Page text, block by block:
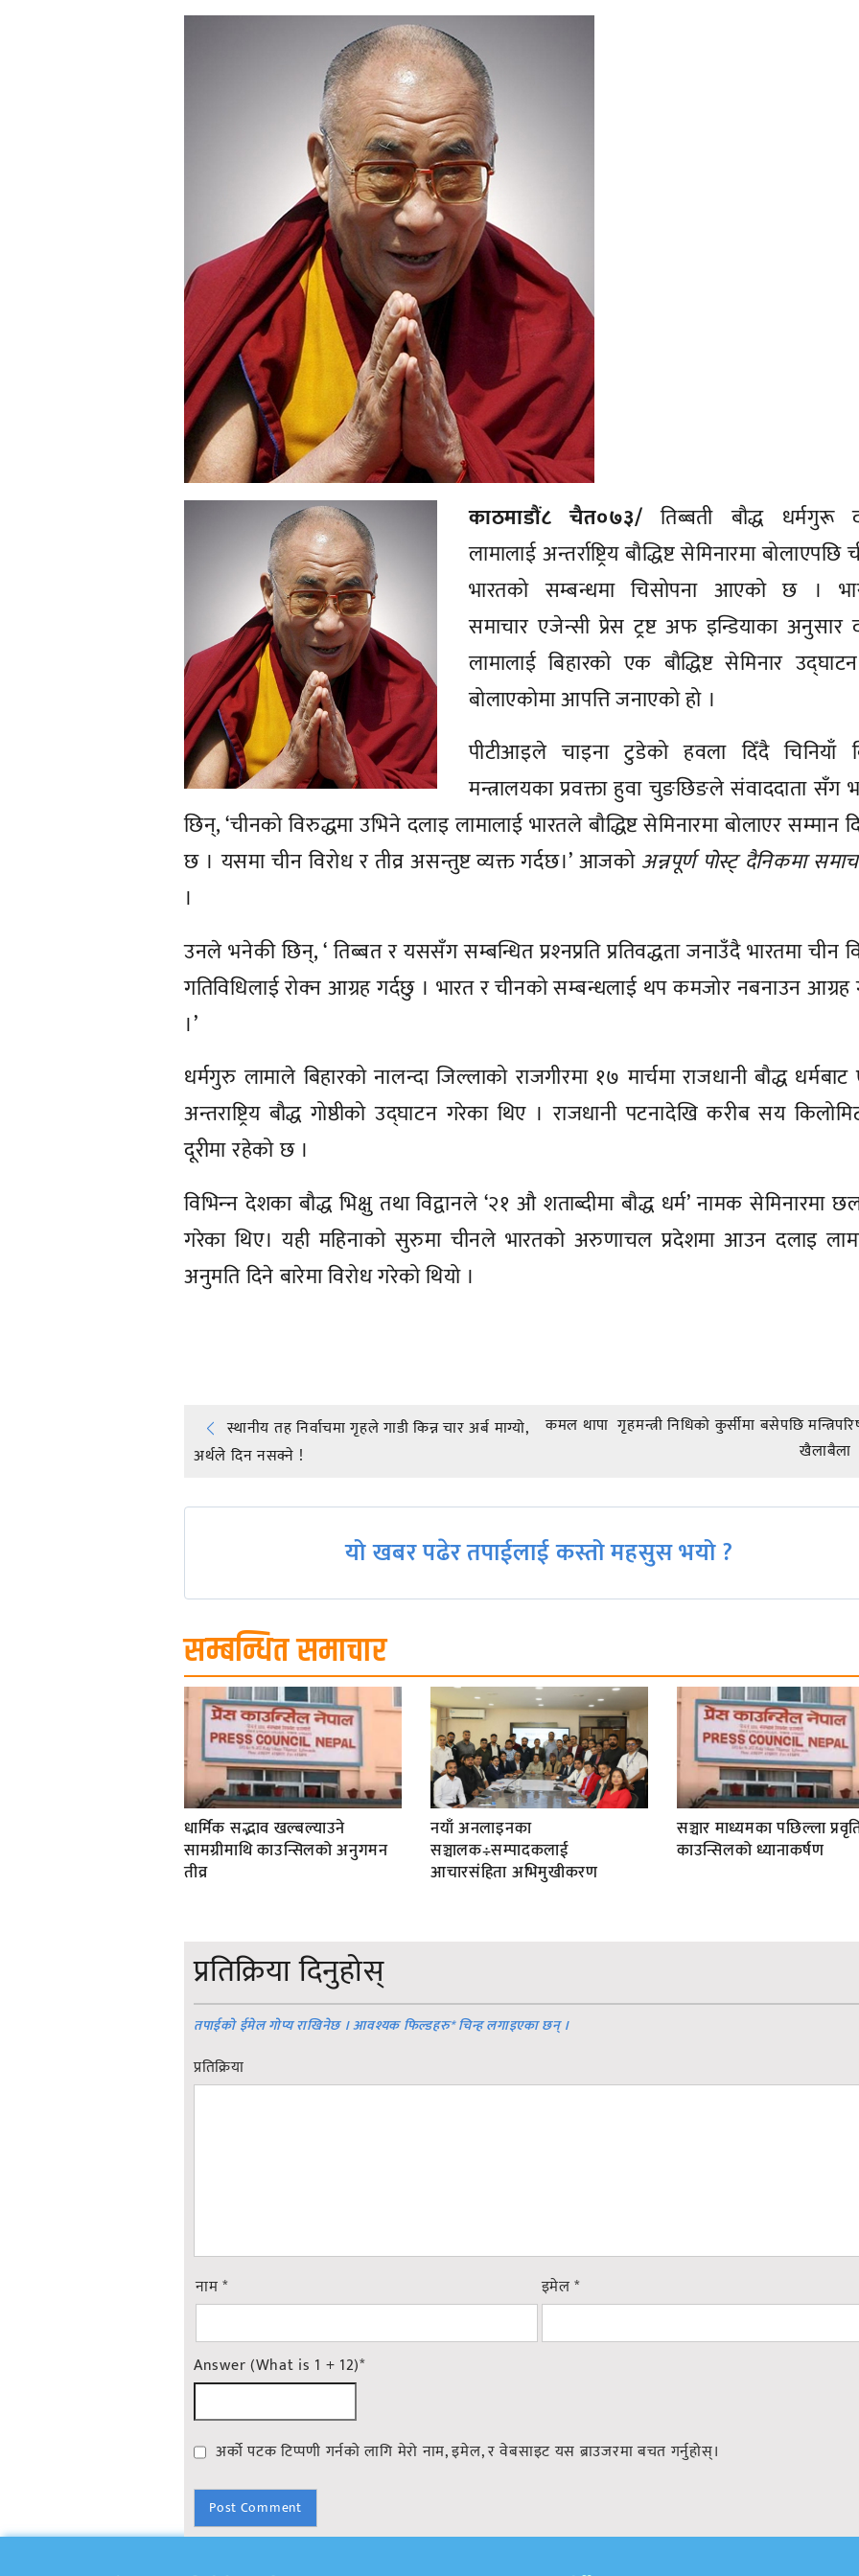
काठमाडौं८ चैत०७३/ तिब्बती बौद्ध धर्मगुरू
लामालाई अन्तर्राष्ट्रिय बौद्धिष्ट सेमिनारमा बोलाएपछि
भारतको सम्बन्धमा चिसोपना आएको छ ।
समाचार एजेन्सी प्रेस ट्रष्ट अफ इन्डियाका अनुसार
लामालाई बिहारको एक बौद्धिष्ट सेमिनार
बोलाएकोमा आपत्ति जनाएको हो ।
पीटीआइले चाइना टुडेको हवला दिँदै चिनियाँ
मन्त्रालयका प्रवक्ता हुवा चुङछिङले संवाददाता सँग
छिन्, ‘चीनको विरुद्धमा उभिने दलाइ लामालाई भारतले बौद्धिष्ट सेमिनारमा बोलाएर सम्‍मान
छ । यसमा चीन विरोध र तीव्र असन्तुष्ट व्यक्त गर्दछ।’ आजकोअन्नपूर्ण पोस्ट् दैनिकमा
।
उनले भनेकी छिन्, ‘ तिब्बत र यससँग सम्बन्धित प्रश्‍नप्रति प्रतिवद्धता जनाउँदै भारतमा चीन
गतिविधिलाई रोक्‍न आग्रह गर्दछु । भारत र चीनको सम्बन्धलाई थप कमजोर नबनाउन आग्रह
।’
धर्मगुरु लामाले बिहारको नालन्दा जिल्लाको राजगीरमा १७ मार्चमा राजधानी बौद्ध धर्मबाट
अन्तराष्ट्रिय बौद्ध गोष्ठीको उद्‌घाटन गरेका थिए । राजधानी पटनादेखि करीब सय
दूरीमा रहेको छ ।
विभिन्‍न देशका बौद्ध भिक्षु तथा विद्वानले ‘२१ औ शताब्दीमा बौद्ध धर्म’ नामक सेमिनारमा
गरेका थिए। यही महिनाको सुरुमा चीनले भारतको अरुणाचल प्रदेशमा आउन दलाइ
अनुमति दिने बारेमा विरोध गरेको थियो ।
Post
navigation
स्थानीय तह निर्वाचमा गृहले गाडी किन्न चार अर्ब माग्यो,
अर्थले दिन नसक्ने !
कमल थापा गृहमन्त्री निधिको कुर्सीमा बसेपछि
खैलाबैला
यो खबर पढेर तपाईलाई कस्तो महसुस भयो ?
सम्बन्धित समाचार
धार्मिक सद्भाव खल्बल्याउने
सामग्रीमाथि काउन्सिलको अनुगमन
तीव्र
नयाँ अनलाइनका
सञ्चालक÷सम्पादकलाई
आचारसंहिता अभिमुखीकरण
सञ्चार माध्यमका पछिल्ला
काउन्सिलको ध्यानाकर्षण
प्रतिक्रिया दिनुहोस्
तपाईको ईमेल गोप्य राखिनेछ । आवश्यक फिल्डहरु*चिन्ह लगाइएका छन् ।
प्रतिक्रिया
नाम* इमेल*
Answer (What is 1 + 12)*
अर्को पटक टिप्पणी गर्नको लागि मेरो नाम, इमेल, र वेबसाइट यस ब्राउजरमा बचत गर्नुहोस्।